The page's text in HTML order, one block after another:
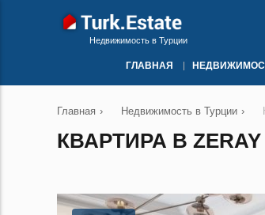
Недвижимость в Турции
ГЛАВНАЯ
Главная › Недвижимость в Турции ›
КВАРТИРА В